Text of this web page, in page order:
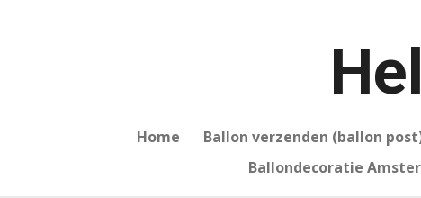
Home Ballon verzenden (ballon
Ballondecoratie